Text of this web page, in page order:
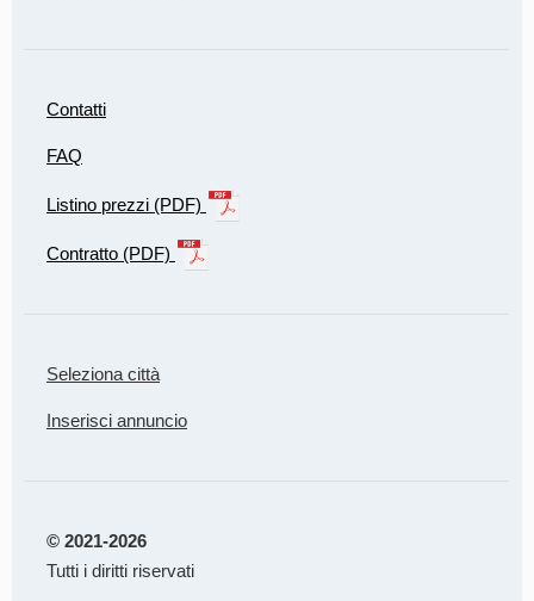
Contatti
FAQ
Listino prezzi (PDF)
Contratto (PDF)
Seleziona città
Inserisci annuncio
© 2021-2026
Tutti i diritti riservati